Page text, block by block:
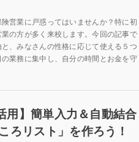
営業に戸惑ってはいませんか？特に初
の方が多く来校します。今回の記事で
、みなさんの性格に応じて使える５つ
業務に集中し、自分の時間とお金を守
用】簡単入力＆自動結合
ろリスト」を作ろう！